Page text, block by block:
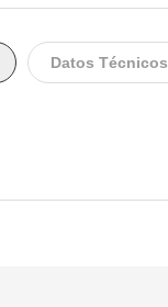
Datos Técnicos